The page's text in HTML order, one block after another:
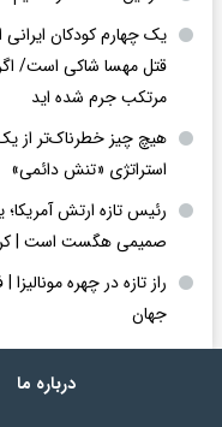
یک چهارم کودکان
قتل مهسا شاکی است/
مرتکب جرم شده اید
هیچ چیز خطرناک‌تر از
استراتژی «تنش دائمی»
رئیس تازه ارتش
صمیمی هگست است |
راز تازه در چهره
جهان
درباره ما